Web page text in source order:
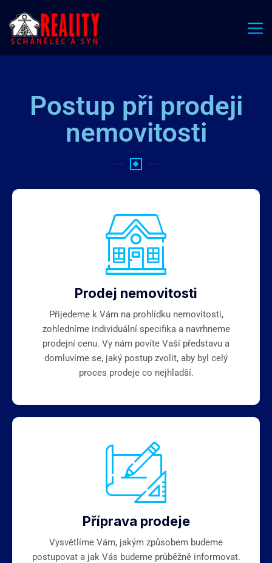
Postup při prodeji
nemovitosti
Prodej nemovitosti
Přijedeme k Vám na prohlídku nemovitosti,
zohledníme individuální specifika a navrhneme
prodejní cenu. Vy nám povíte Vaší představu a
domluvíme se, jaký postup zvolit, aby byl celý
proces prodeje co nejhladší.
Příprava prodeje
Vysvětlíme Vám, jakým způsobem budeme
postupovat a jak Vás budeme průběžně informovat.